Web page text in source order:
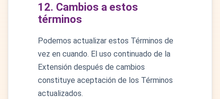
12. Cambios a estos
términos
Podemos actualizar estos Términos de
vez en cuando. El uso continuado de la
Extensión después de cambios
constituye aceptación de los Términos
actualizados.